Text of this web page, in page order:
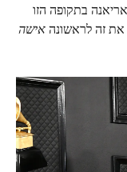
בתקופה הזו
אישה